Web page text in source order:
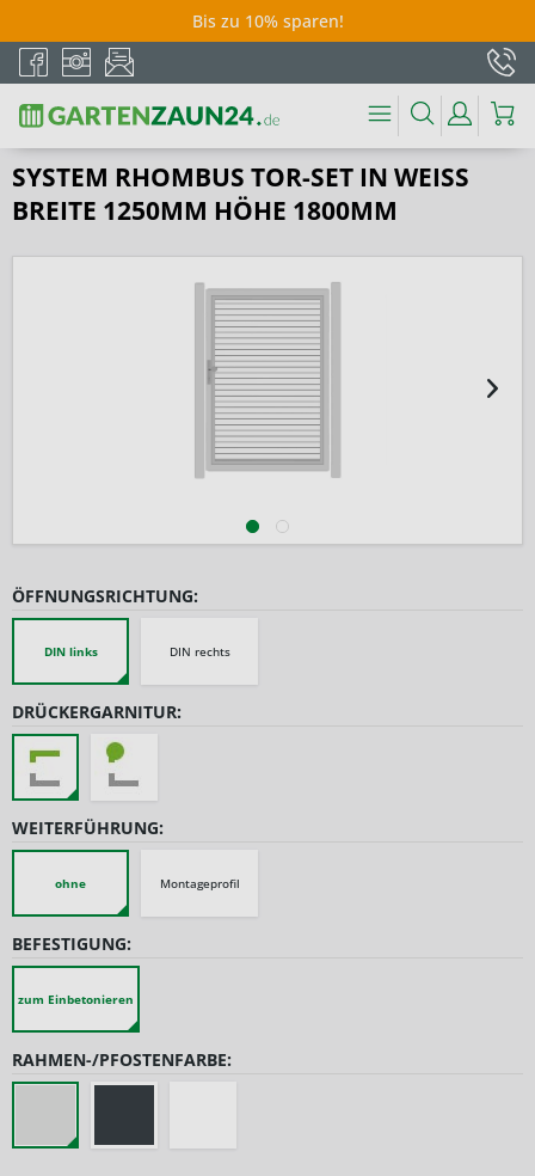
Bis zu 10% sparen!
SYSTEM RHOMBUS TOR-SET IN WEISS B
REITE 1250MM HÖHE 1800MM
ÖFFNUNGSRICHTUNG:
DIN links DIN rechts
DRÜCKERGARNITUR:
WEITERFÜHRUNG:
ohne Montageprofil
BEFESTIGUNG:
zum Einbetonieren
RAHMEN-/PFOSTENFARBE: